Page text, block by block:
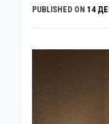
PUBLISHED ON 14